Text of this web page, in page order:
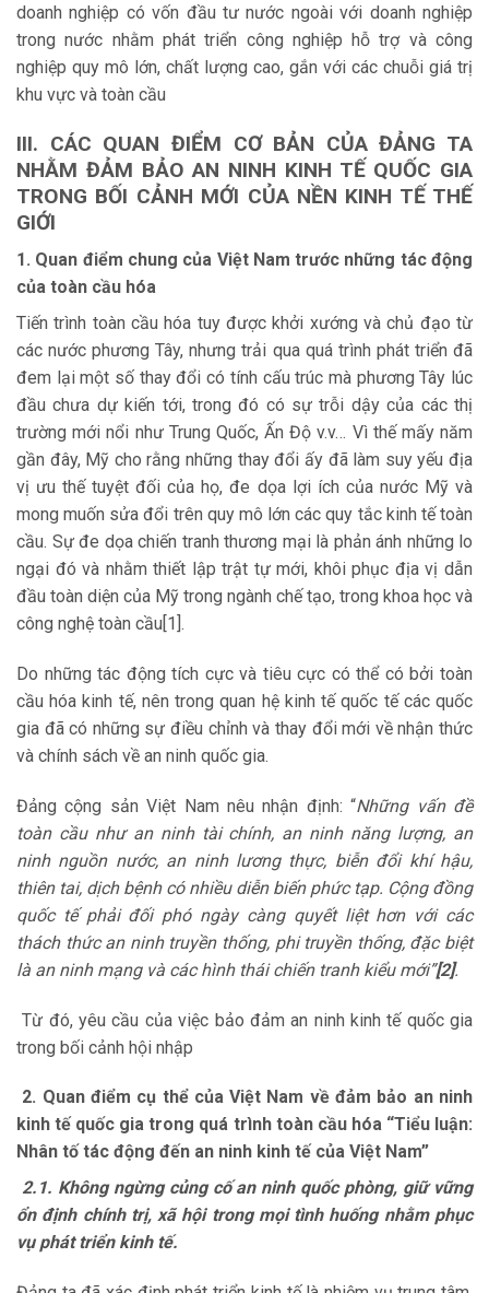
doanh nghiệp có vốn đầu tư nước ngoài với doanh nghiệp
trong nước nhằm phát triển công nghiệp hỗ trợ và công
nghiệp quy mô lớn, chất lượng cao, gắn với các chuỗi giá trị
khu vực và toàn cầu
III. CÁC QUAN ĐIỂM CƠ BẢN CỦA ĐẢNG TA
NHẰM ĐẢM BẢO AN NINH KINH TẾ QUỐC GIA
TRONG BỐI CẢNH MỚI CỦA NỀN KINH TẾ THẾ
GIỚI
1. Quan điểm chung của Việt Nam trước những tác động
của toàn cầu hóa
Tiến trình toàn cầu hóa tuy được khởi xướng và chủ đạo từ
các nước phương Tây, nhưng trải qua quá trình phát triển đã
đem lại một số thay đổi có tính cấu trúc mà phương Tây lúc
đầu chưa dự kiến tới, trong đó có sự trỗi dậy của các thị
trường mới nổi như Trung Quốc, Ấn Độ v.v… Vì thế mấy năm
gần đây, Mỹ cho rằng những thay đổi ấy đã làm suy yếu địa
vị ưu thế tuyệt đối của họ, đe dọa lợi ích của nước Mỹ và
mong muốn sửa đổi trên quy mô lớn các quy tắc kinh tế toàn
cầu. Sự đe dọa chiến tranh thương mại là phản ánh những lo
ngại đó và nhằm thiết lập trật tự mới, khôi phục địa vị dẫn
đầu toàn diện của Mỹ trong ngành chế tạo, trong khoa học và
công nghệ toàn cầu[1].
Do những tác động tích cực và tiêu cực có thể có bởi toàn
cầu hóa kinh tế, nên trong quan hệ kinh tế quốc tế các quốc
gia đã có những sự điều chỉnh và thay đổi mới về nhận thức
và chính sách về an ninh quốc gia.
Đảng cộng sản Việt Nam nêu nhận định: “Những vấn đề
toàn cầu như an ninh tài chính, an ninh năng lượng, an
ninh nguồn nước, an ninh lương thực, biễn đổi khí hậu,
thiên tai, dịch bệnh có nhiều diễn biến phức tạp. Cộng đồng
quốc tế phải đối phó ngày càng quyết liệt hơn với các
thách thức an ninh truyền thống, phi truyền thống, đặc biệt
là an ninh mạng và các hình thái chiến tranh kiểu mới”[2].
Từ đó, yêu cầu của việc bảo đảm an ninh kinh tế quốc gia
trong bối cảnh hội nhập
2. Quan điểm cụ thể của Việt Nam về đảm bảo an ninh
kinh tế quốc gia trong quá trình toàn cầu hóa “Tiểu luận:
Nhân tố tác động đến an ninh kinh tế của Việt Nam”
2.1. Không ngừng củng cố an ninh quốc phòng, giữ vững
ổn định chính trị, xã hội trong mọi tình huống nhằm phục
vụ phát triển kinh tế.